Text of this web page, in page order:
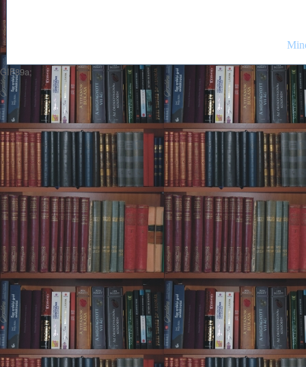
GIF89a;